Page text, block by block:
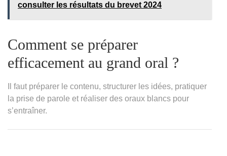
consulter les résultats du brevet 2024
Comment se préparer
efficacement au grand oral ?
Il faut préparer le contenu, structurer les idées, pratiquer
la prise de parole et réaliser des oraux blancs pour
s’entraîner.